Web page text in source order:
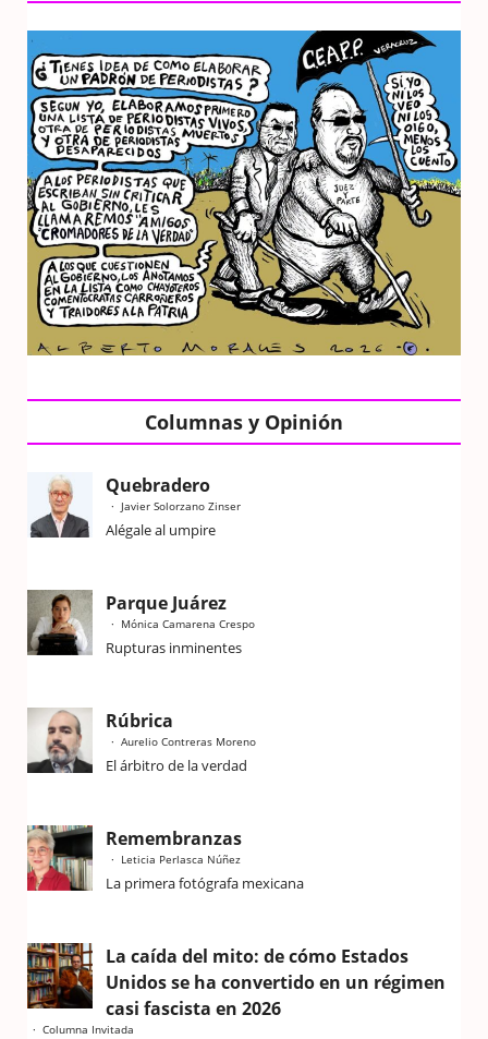
Columnas y Opinión
Quebradero
Javier Solorzano Zinser
Alégale al umpire
Parque Juárez
Mónica Camarena Crespo
Rupturas inminentes
Rúbrica
Aurelio Contreras Moreno
El árbitro de la verdad
Remembranzas
Leticia Perlasca Núñez
La primera fotógrafa mexicana
La caída del mito: de cómo Estados
Unidos se ha convertido en un régimen
casi fascista en 2026
Columna Invitada